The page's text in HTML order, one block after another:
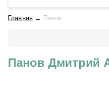
Главная → Панов
Панов Дмитрий